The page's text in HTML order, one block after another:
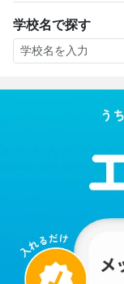
学校名で探す